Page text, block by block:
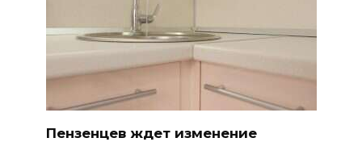
Пензенцев ждет изменение